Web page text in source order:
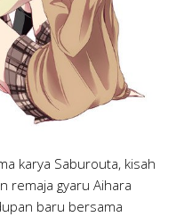
karya Saburouta, kisah
remaja gyaru Aihara
baru bersama